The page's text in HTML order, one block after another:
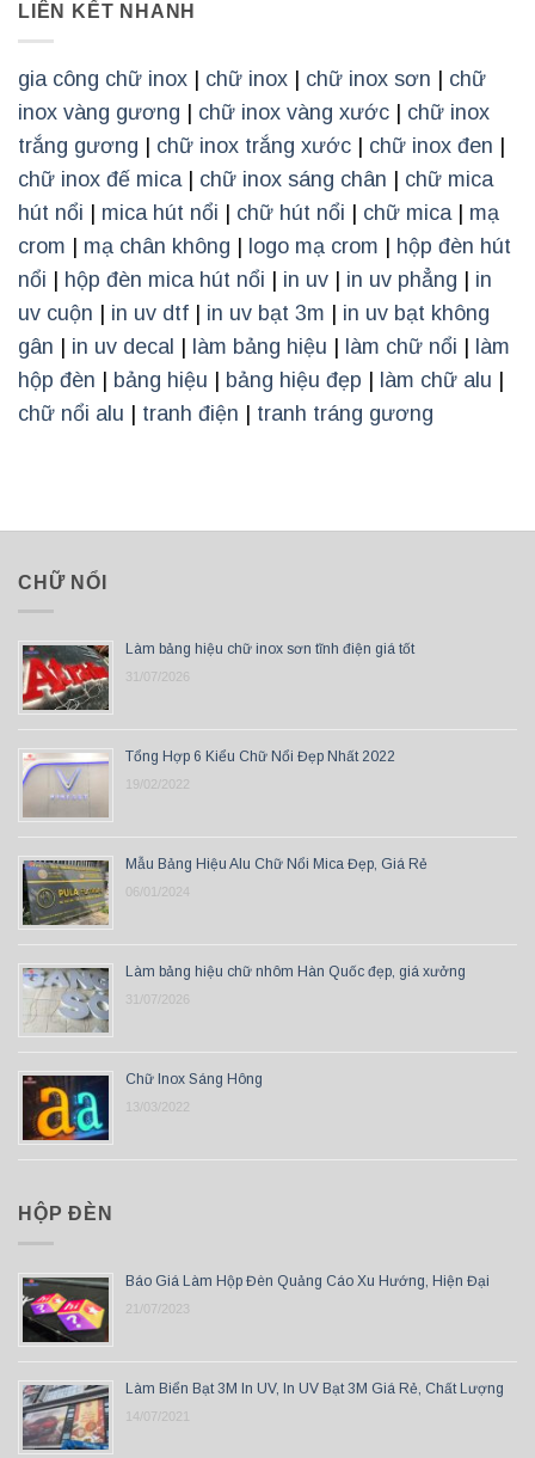
LIÊN KẾT NHANH
gia công chữ inox | chữ inox | chữ inox sơn | chữ
inox vàng gương | chữ inox vàng xước | chữ inox
trắng gương | chữ inox trắng xước | chữ inox đen |
chữ inox đế mica | chữ inox sáng chân | chữ mica
hút nổi | mica hút nổi | chữ hút nổi | chữ mica | mạ
crom | mạ chân không | logo mạ crom | hộp đèn hút
nổi | hộp đèn mica hút nổi | in uv | in uv phẳng | in
uv cuộn | in uv dtf | in uv bạt 3m | in uv bạt không
gân | in uv decal | làm bảng hiệu | làm chữ nổi | làm
hộp đèn | bảng hiệu | bảng hiệu đẹp | làm chữ alu |
chữ nổi alu | tranh điện | tranh tráng gương
CHỮ NỔI
Làm bảng hiệu chữ inox sơn tĩnh điện giá tốt
31/07/2026
Tổng Hợp 6 Kiểu Chữ Nổi Đẹp Nhất 2022
19/02/2022
Mẫu Bảng Hiệu Alu Chữ Nổi Mica Đẹp, Giá Rẻ
06/01/2024
Làm bảng hiệu chữ nhôm Hàn Quốc đẹp, giá xưởng
31/07/2026
Chữ Inox Sáng Hông
13/03/2022
HỘP ĐÈN
Báo Giá Làm Hộp Đèn Quảng Cáo Xu Hướng, Hiện Đại
21/07/2023
Làm Biển Bạt 3M In UV, In UV Bạt 3M Giá Rẻ, Chất Lượng
14/07/2021